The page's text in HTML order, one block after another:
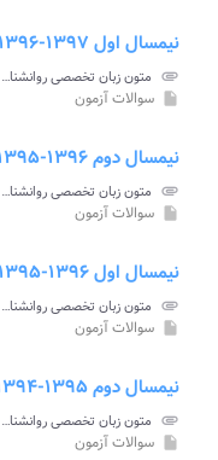
نیمسال اول ۱۳۹۷-۱۳۹۶
attachment متون زبان تخصصی روانشناسی و علوم تربیتی پیام نور
insert_drive_file سوالات آزمون
نیمسال دوم ۱۳۹۶-۱۳۹۵
attachment متون زبان تخصصی روانشناسی و علوم تربیتی پیام نور
insert_drive_file سوالات آزمون
نیمسال اول ۱۳۹۶-۱۳۹۵
attachment متون زبان تخصصی روانشناسی و علوم تربیتی پیام نور
insert_drive_file سوالات آزمون
نیمسال دوم ۱۳۹۵-۱۳۹۴
attachment متون زبان تخصصی روانشناسی و علوم تربیتی پیام نور
insert_drive_file سوالات آزمون